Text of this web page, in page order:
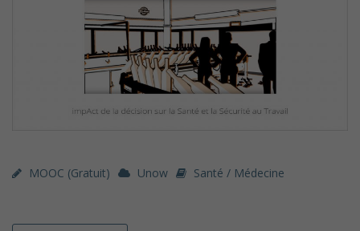
MOOC (gratuit) Unow Santé / Médecine